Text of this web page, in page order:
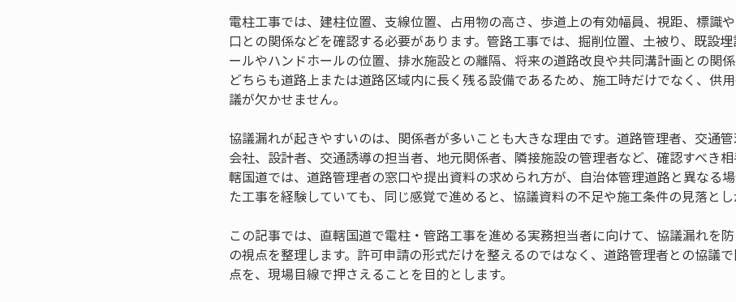
電柱工事では、建柱位置、支線位置、占用物の高さ、歩道上の有効幅員、視距、標識
口との関係などを確認する必要があります。管路工事では、掘削位置、土被り、既設
ールやハンドホールの位置、排水施設との離隔、将来の道路改良や共同溝計画との関係
どちらも道路上または道路区域内に長く残る設備であるため、施工時だけでなく、供
議が欠かせません。
協議漏れが起きやすいのは、関係者が多いことも大きな理由です。道路管理者、交通
会社、設計者、交通誘導の担当者、地元関係者、隣接施設の管理者など、確認すべき
轄国道では、道路管理者の窓口や提出資料の求められ方が、自治体管理道路と異なる
た工事を経験していても、同じ感覚で進めると、協議資料の不足や施工条件の見落とし
この記事では、直轄国道で電柱・管路工事を進める実務担当者に向けて、協議漏れを
の視点を整理します。許可申請の形式だけを整えるのではなく、道路管理者との協議
点を、現場目線で押さえることを目的とします。